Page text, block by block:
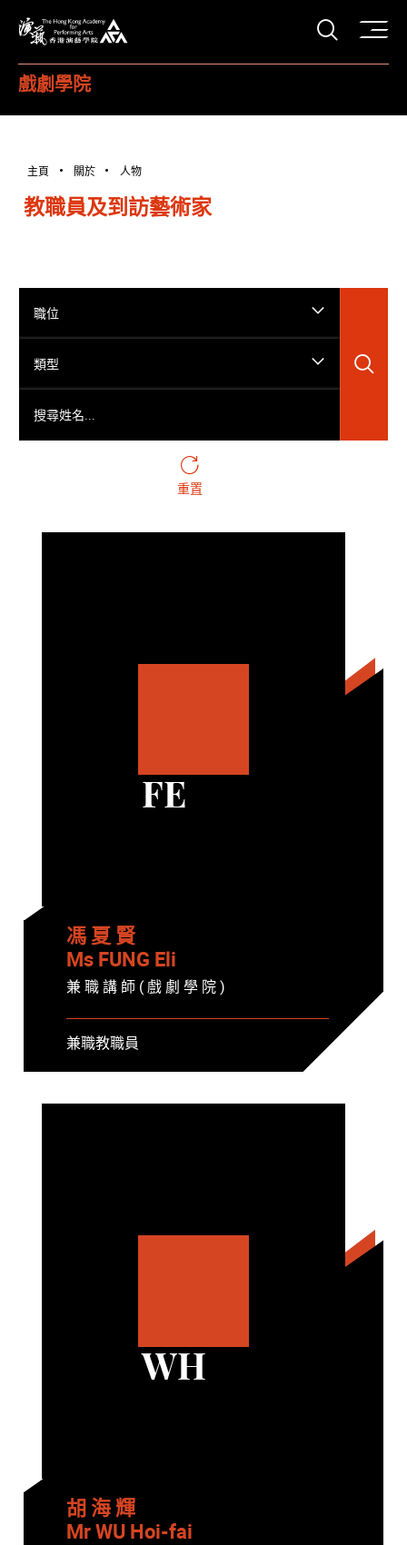
打開
戲劇學院
主頁 關於 人物
教職員及到訪藝術家
職位
類型
重置
FE
馮 夏 賢
Ms FUNG Eli
兼 職 講 師 ( 戲 劇 學 院 )
兼職教職員
WH
胡 海 輝
Mr WU Hoi-fai